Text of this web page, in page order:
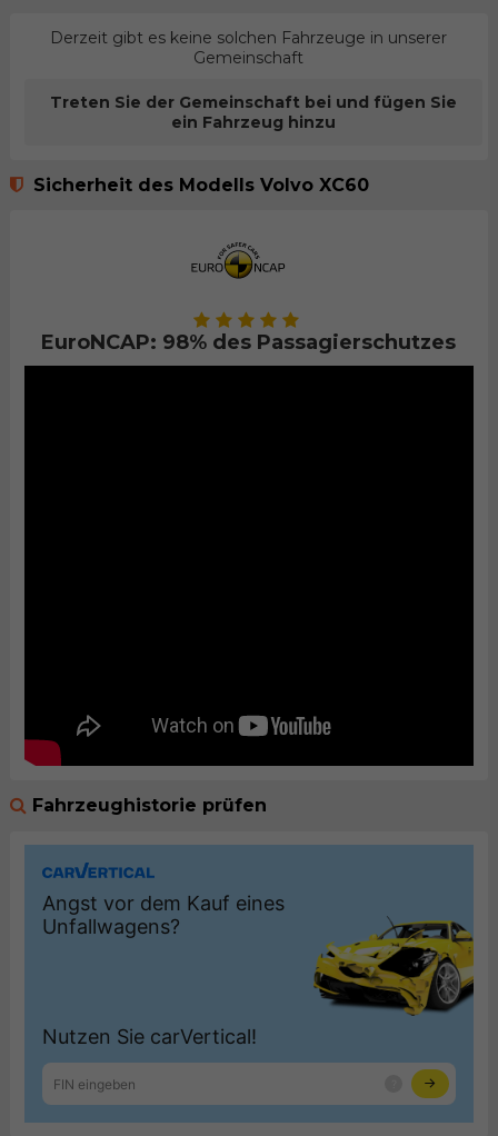
Derzeit gibt es keine solchen Fahrzeuge in unserer
Gemeinschaft
Treten Sie der Gemeinschaft bei und fügen Sie
ein Fahrzeug hinzu
Sicherheit des Modells Volvo XC60
EuroNCAP: 98% des Passagierschutzes
Fahrzeughistorie prüfen